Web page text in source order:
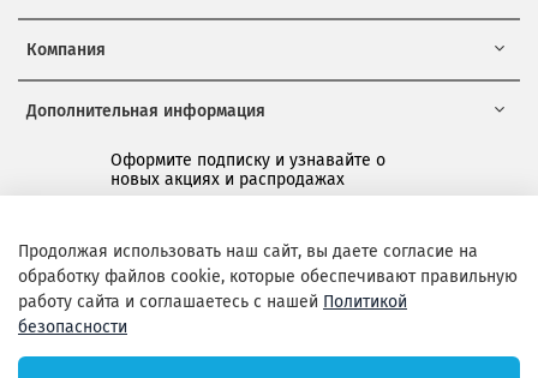
Компания
Дополнительная информация
Оформите подписку и узнавайте о
новых акциях и распродажах
Подписаться
Продолжая использовать наш сайт, вы даете согласие на
обработку файлов cookie, которые обеспечивают правильную
работу сайта и соглашаетесь с нашей Политикой
безопасности